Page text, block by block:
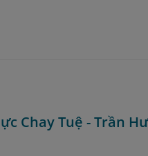
Chay Tuệ - Trần